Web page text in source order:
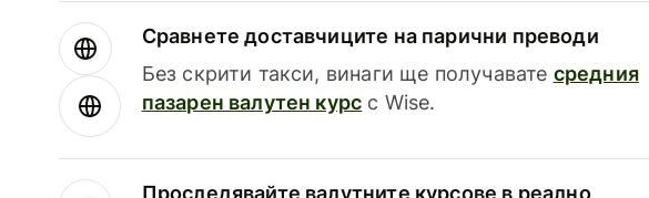
Сравнете доставчиците на парични преводи
Без скрити такси, винаги ще получавате средния
пазарен валутен курс с Wise.
Проследявайте валутните курсове в реално